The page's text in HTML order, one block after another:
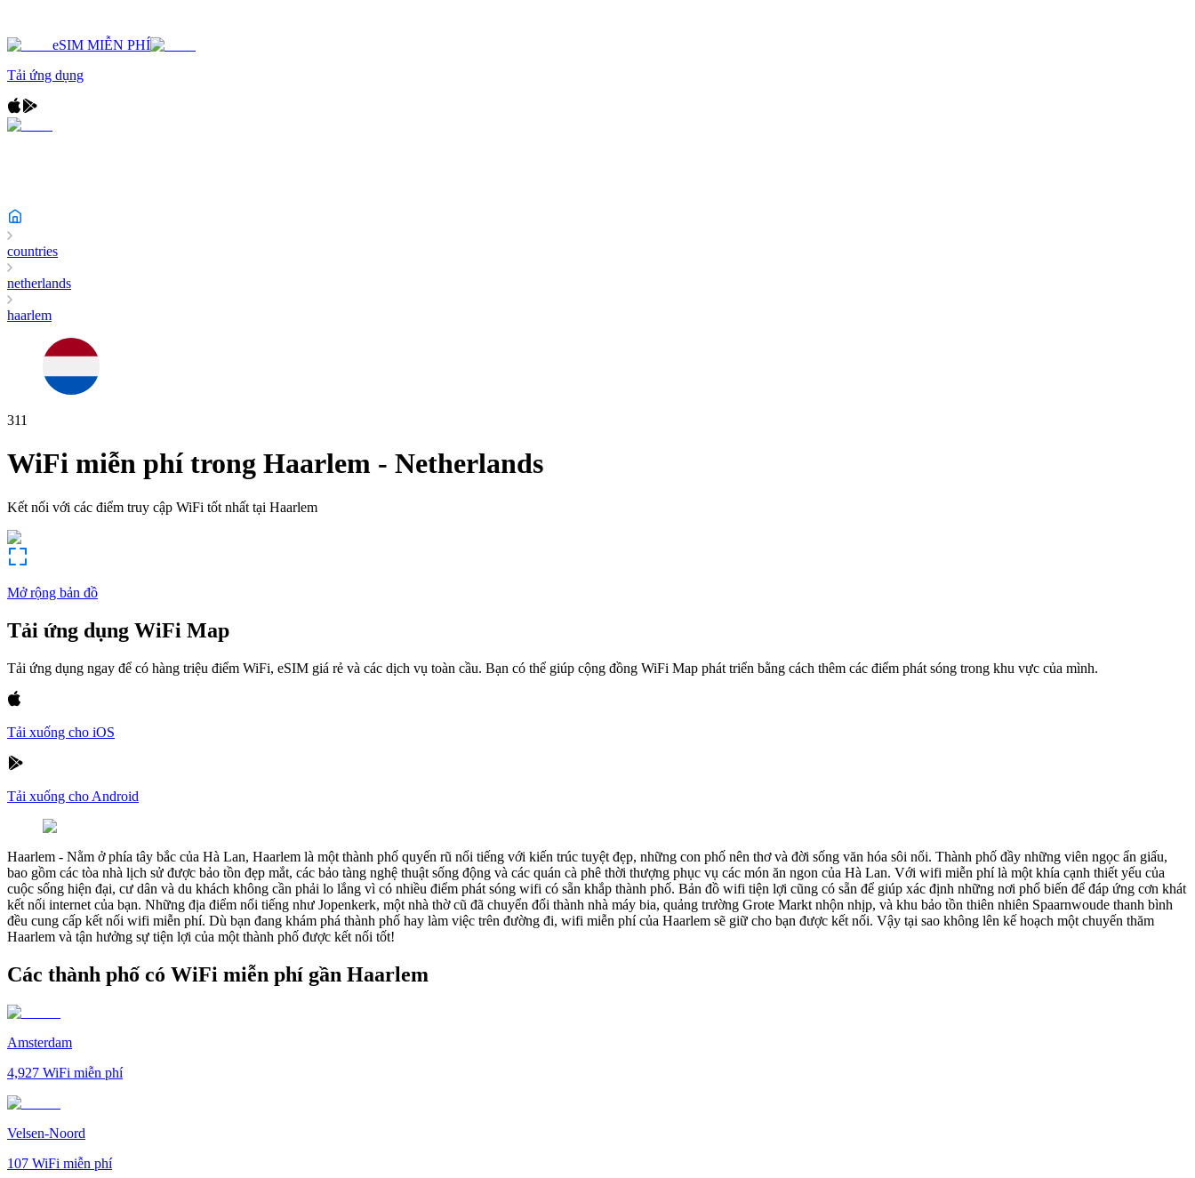
eSIM MIỄN PHÍ
Tải ứng dụng
countries
netherlands
haarlem
311
WiFi miễn phí trong Haarlem - Netherlands
Kết nối với các điểm truy cập WiFi tốt nhất tại Haarlem
Mở rộng bản đồ
Tải ứng dụng WiFi Map
Tải ứng dụng ngay để có hàng triệu điểm WiFi, eSIM giá rẻ và các dịch vụ toàn cầu. Bạn có thể giúp cộng đồng WiFi Map phát triển bằng cách thêm các điểm phát sóng trong khu vực của mình.
Tải xuống cho iOS
Tải xuống cho Android
Haarlem - Nằm ở phía tây bắc của Hà Lan, Haarlem là một thành phố quyến rũ nổi tiếng với kiến trúc tuyệt đẹp, những con phố nên thơ và đời sống văn hóa sôi nổi. Thành phố đầy những viên ngọc ẩn giấu,
bao gồm các tòa nhà lịch sử được bảo tồn đẹp mắt, các bảo tàng nghệ thuật sống động và các quán cà phê thời thượng phục vụ các món ăn ngon của Hà Lan. Với wifi miễn phí là một khía cạnh thiết yếu của
cuộc sống hiện đại, cư dân và du khách không cần phải lo lắng vì có nhiều điểm phát sóng wifi có sẵn khắp thành phố. Bản đồ wifi tiện lợi cũng có sẵn để giúp xác định những nơi phổ biến để đáp ứng cơn khát
kết nối internet của bạn. Những địa điểm nổi tiếng như Jopenkerk, một nhà thờ cũ đã chuyển đổi thành nhà máy bia, quảng trường Grote Markt nhộn nhịp, và khu bảo tồn thiên nhiên Spaarnwoude thanh bình
đều cung cấp kết nối wifi miễn phí. Dù bạn đang khám phá thành phố hay làm việc trên đường đi, wifi miễn phí của Haarlem sẽ giữ cho bạn được kết nối. Vậy tại sao không lên kế hoạch một chuyến thăm
Haarlem và tận hưởng sự tiện lợi của một thành phố được kết nối tốt!
Các thành phố có WiFi miễn phí gần Haarlem
Amsterdam
4,927 WiFi miễn phí
Velsen-Noord
107 WiFi miễn phí